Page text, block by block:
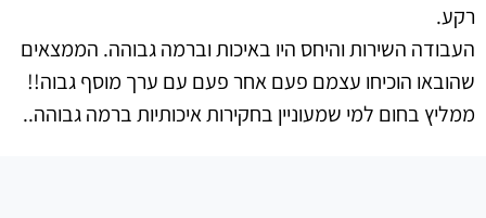
רקע.
העבודה השירות והיחס היו באיכות וברמה גבוהה. הממצאים
שהובאו הוכיחו עצמם פעם אחר פעם עם ערך מוסף גבוה!!
ממליץ בחום למי שמעוניין בחקירות איכותיות ברמה גבוהה..